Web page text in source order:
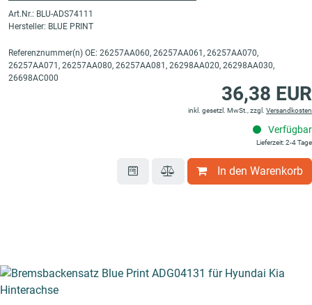
Art.Nr.: BLU-ADS74111
Hersteller: BLUE PRINT
Referenznummer(n) OE: 26257AA060, 26257AA061, 26257AA070,
26257AA071, 26257AA080, 26257AA081, 26298AA020, 26298AA030,
26698AC000
36,38 EUR
inkl. gesetzl. MwSt., zzgl. Versandkosten
Verfügbar
Lieferzeit: 2-4 Tage
In den Warenkorb